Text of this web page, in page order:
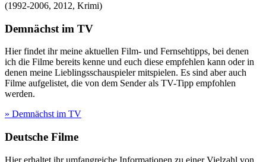
(1992-2006, 2012, Krimi)
Demnächst im TV
Hier findet ihr meine aktuellen Film- und Fernsehtipps, bei denen
ich die Filme bereits kenne und euch diese empfehlen kann oder in
denen meine Lieblingsschauspieler mitspielen. Es sind aber auch
Filme aufgelistet, die von dem Sender als TV-Tipp empfohlen
werden.
» Demnächst im TV
Deutsche Filme
Hier erhaltet ihr umfangreiche Informationen zu einer Vielzahl von